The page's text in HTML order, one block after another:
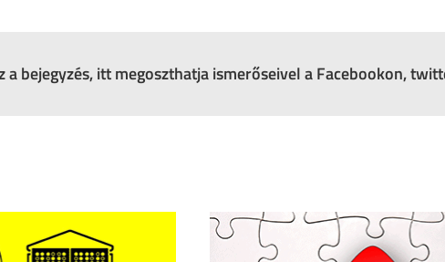
a bejegyzés, itt megoszthatja ismerőseivel a Facebookon,